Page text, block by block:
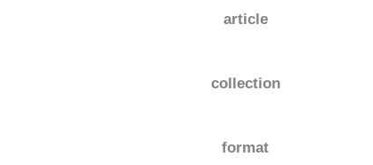
article
collection
format